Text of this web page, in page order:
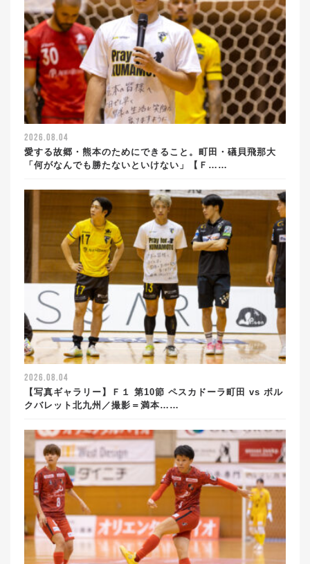
2026.08.04
愛する故郷・熊本のためにできること。町田・礒貝飛那大
「何がなんでも勝たないといけない」【Ｆ……
2026.08.04
【写真ギャラリー】Ｆ１ 第10節 ペスカドーラ町田 vs ボル
クバレット北九州／撮影＝満本……